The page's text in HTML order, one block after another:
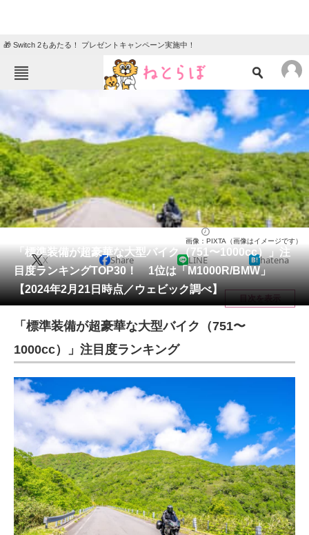
🎁 Switch 2もあたる！ プレゼントキャンペーン実施中！
ねとらぼメニュー
ニュース
エンタメ クイズ
グルメ 地域
住まい 教育・育児
動物 リサーチ
会員記事
メディア
注目記事を集めた総合ページ
進化するPCとデバイスの未来
好きが集まる 比べて選べる
ビジネスと働き方のヒント
AI活用のいまが分かる
企業ITのトレンドを詳説
「標準装備が超豪華な大型バイク（751〜1000cc）」注
目度ランキングTOP30！ 1位は「M1000R/BMW」
【2024年2月21日時点／ウェビック調べ】
画像：PIXTA（画像はイメージです）
X Share LINE hatena
目次を表示
「標準装備が超豪華な大型バイク（751〜
1000cc）」注目度ランキング